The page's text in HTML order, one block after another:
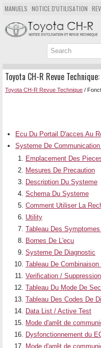
MANUELS NOTICE D'UTILISATION
POPULAIRE
PLAN DU SITE CHERCHER
Toyota CH-R Revue
Toyota CH-R Revue Technique /
Ecu Du Portail D'acces Au
Systeme De
Emplacement Des
Mesures De Precaution
Description Du Systeme
Schema Du Systeme
Comment Utiliser La
Utility
Tableau Des
Bornes De L'ecu
Systeme De Diagnostic
Tableau De Combinaison
Verification /
Tableau Du Mode De
Tableau Des Codes De
Data List / Active Test
Mode d'arrêt de
Dysfonctionnement du
Mode d'arrêt de